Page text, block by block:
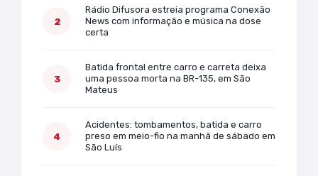
Rádio Difusora estreia programa Conexão
News com informação e música na dose
certa
Batida frontal entre carro e carreta deixa
uma pessoa morta na BR-135, em São
Mateus
Acidentes: tombamentos, batida e carro
preso em meio-fio na manhã de sábado em
São Luís